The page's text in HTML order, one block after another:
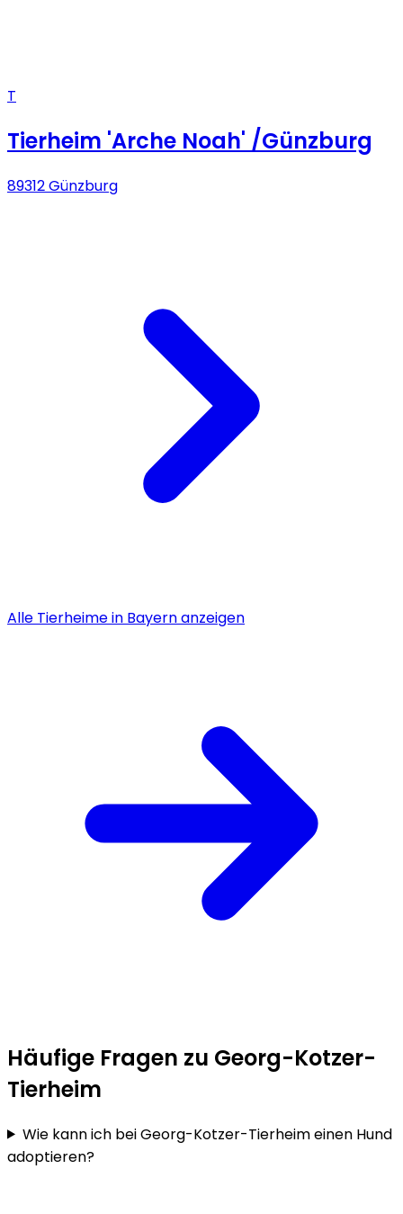
T
Tierheim 'Arche Noah' /Günzburg
89312 Günzburg
Alle Tierheimein Bayernanzeigen
Häufige Fragen zu Georg-Kotzer-
Tierheim
Wie kann ich bei Georg-Kotzer-Tierheim einen Hund
adoptieren?